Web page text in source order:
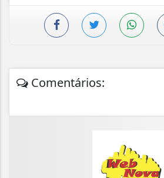
Comentários: